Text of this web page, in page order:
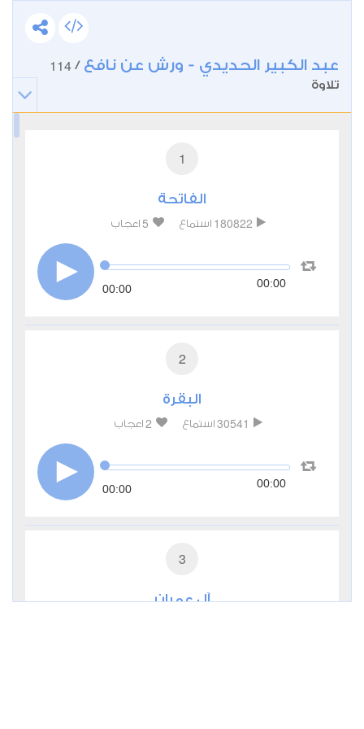
عبد الكبير الحديدي - ورش عن نافع /
114
تلاوة
1
الفاتحة
180822 استماع 5 اعجاب
00:00 00:00
2
البقرة
30541 استماع 2 اعجاب
00:00 00:00
3
آل عمران